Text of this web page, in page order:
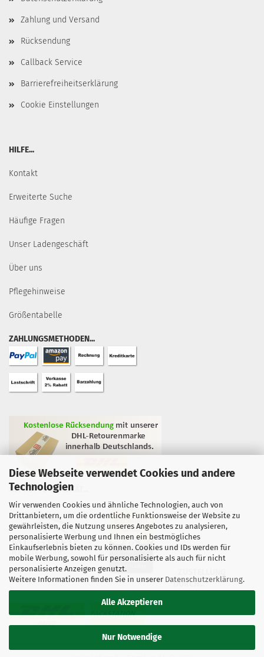
Diese Webseite verwendet Cookies und andere
Technologien
Wir verwenden Cookies und ähnliche Technologien, auch von
Drittanbietern, um die ordentliche Funktionsweise der Website zu
gewährleisten, die Nutzung unseres Angebotes zu analysieren,
personalisierte Werbung und Ihnen ein bestmögliches
Einkaufserlebnis bieten zu können. Cookies und IDs werden für
mobile Werbung, sowohl für personalisierte als auch für nicht
personalisierte Anzeigen genutzt.
Weitere Informationen finden Sie in unserer Datenschutzerklärung.
Alle Akzeptieren
Nur Notwendige
Zahlung und Versand
Rücksendung
Callback Service
Barrierefreiheitserklärung
Cookie Einstellungen
HILFE...
Kontakt
Erweiterte Suche
Häufige Fragen
Unser Ladengeschäft
Über uns
Pflegehinweise
Größentabelle
ZAHLUNGSMETHODEN...
GEPRÜFTE QUALITÄT...
DURCH...